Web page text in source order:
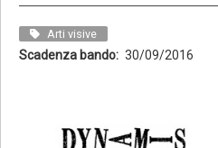
Arti visive
Scadenza bando 30/09/2016